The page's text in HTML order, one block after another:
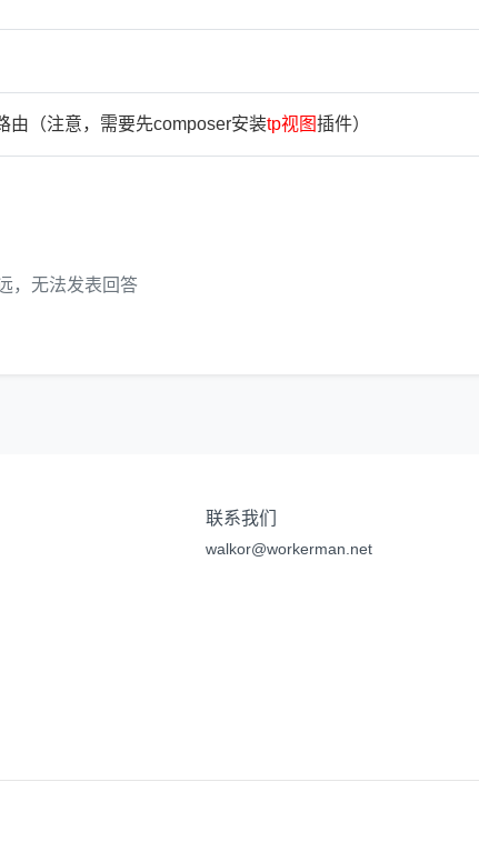
由（注意，需要先composer安装tp视图插件）
，无法发表回答
联系我们
walkor@workerman.net